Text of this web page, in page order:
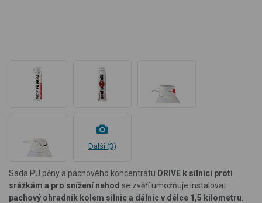
Další (3)
Sada PU pěny a pachového koncentrátu DRIVE k silnici proti
srážkám a pro snížení nehod se zvěří umožňuje instalovat
pachový ohradník kolem silnic a dálnic v délce 1,5 kilometru